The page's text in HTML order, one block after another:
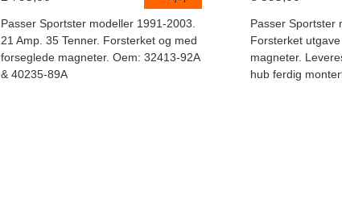
Passer Sportster modeller 1991-2003.
21 Amp. 35 Tenner. Forsterket og med
forseglede magneter. Oem: 32413-92A
& 40235-89A
Passer Sportster
Forsterket
magneter.
hub ferdig